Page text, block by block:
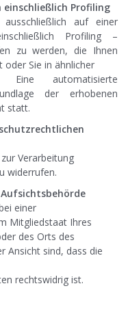
Profiling
auf einer
Profiling –
zu werden, die Ihnen
oder Sie in ähnlicher
Eine automatisierte
der erhobenen
statt.
Verarbeitung
widerrufen.
einer
Mitgliedstaat Ihres
des Orts des
Ansicht sind, dass die
rechtswidrig ist.